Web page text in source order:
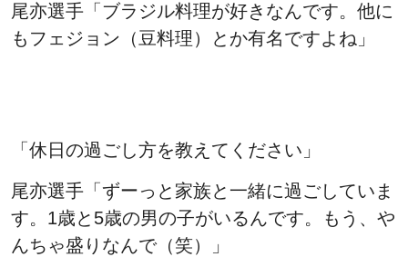
尾亦選手「ブラジル料理が好きなんです。他に
もフェジョン（豆料理）とか有名ですよね」
「休日の過ごし方を教えてください」
尾亦選手「ずーっと家族と一緒に過ごしていま
す。1歳と5歳の男の子がいるんです。もう、や
んちゃ盛りなんで（笑）」